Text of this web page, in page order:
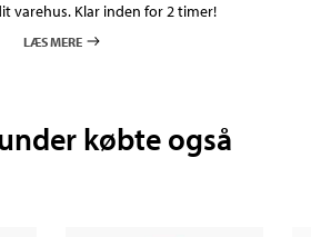
varehus. Klar inden for 2 timer!
LÆS MERE
købte også